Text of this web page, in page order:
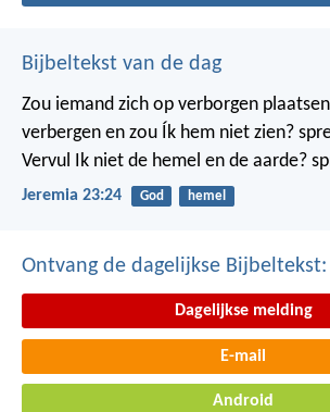
Bijbeltekst van de dag
Zou iemand zich op verborgen
verbergen en zou Ík hem niet zien?
Vervul Ik niet de hemel en de aarde?
Jeremia 23:24 God hemel
Ontvang de dagelijkse Bijbeltekst:
Dagelijkse melding
E-mail
Android